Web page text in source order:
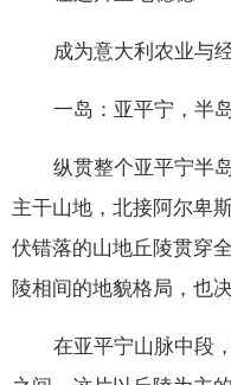
成为意大利农业与
一岛：亚平宁，半
纵贯整个亚平宁半
主干山地，北接阿尔卑
伏错落的山地丘陵贯穿
陵相间的地貌格局，也
在亚平宁山脉中段